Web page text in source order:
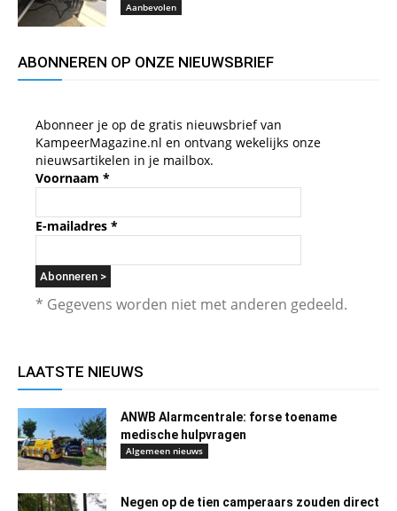
Aanbevolen
ABONNEREN OP ONZE NIEUWSBRIEF
Abonneer je op de gratis nieuwsbrief van
KampeerMagazine.nl en ontvang wekelijks onze
nieuwsartikelen in je mailbox.
Voornaam *
E-mailadres *
* Gegevens worden niet met anderen gedeeld.
LAATSTE NIEUWS
ANWB Alarmcentrale: forse toename
medische hulpvragen
Algemeen nieuws
Negen op de tien camperaars zouden direct